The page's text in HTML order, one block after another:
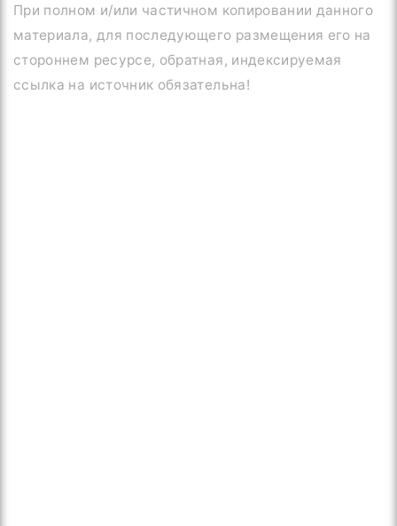
При полном и/или частичном копировании данного
материала, для последующего размещения его на
стороннем ресурсе, обратная, индексируемая
ссылка на источник обязательна!